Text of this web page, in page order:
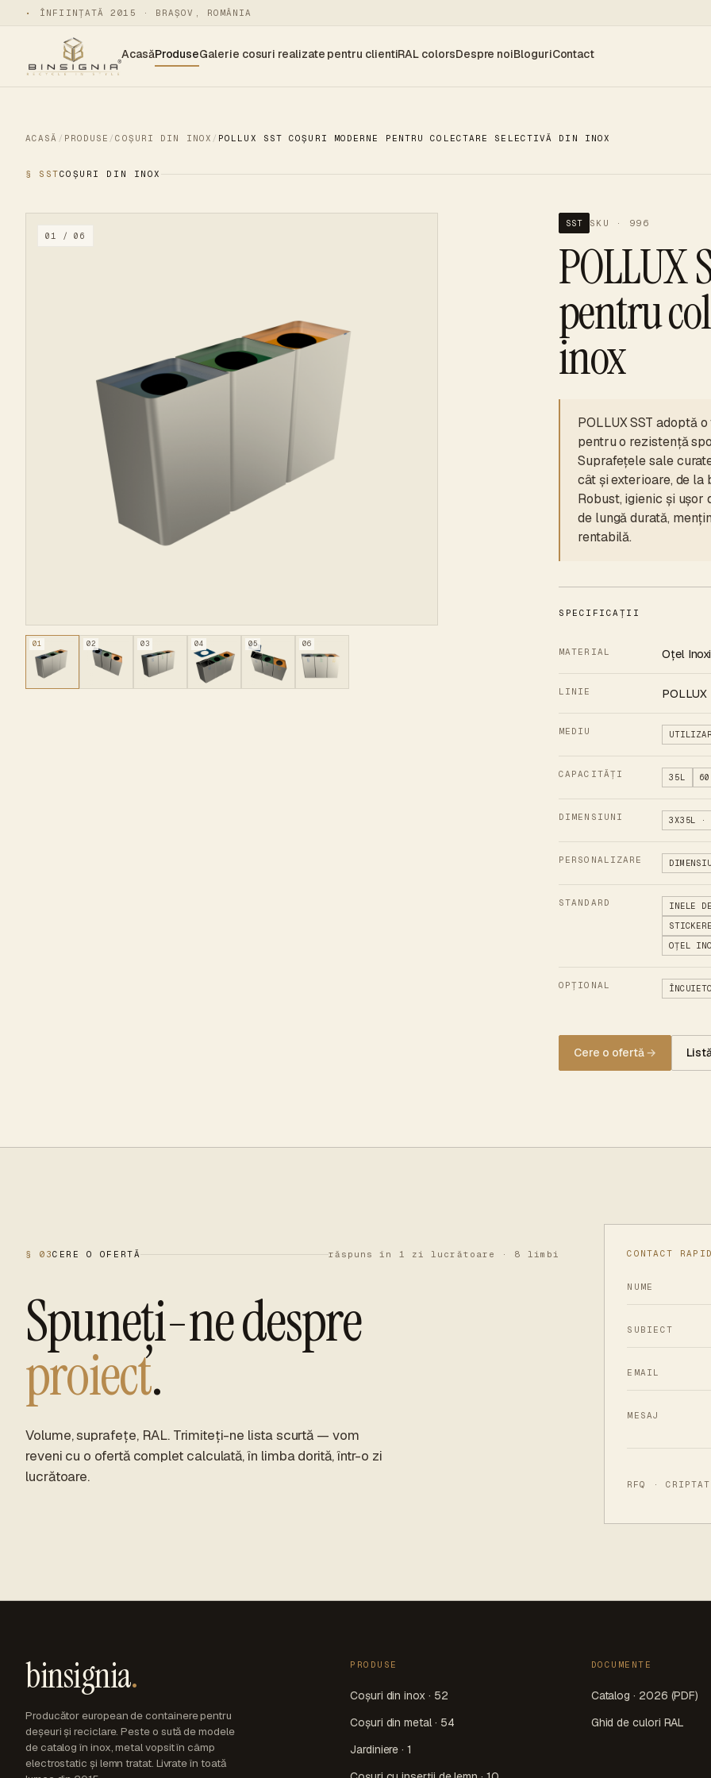
• ÎNFIINȚATĂ 2015 · BRAȘOV, ROMÂNIA
AcasăProduseGalerie cosuri realizate pentru clientiRAL colorsDespre noiBloguriContact
ACASĂ / PRODUSE /COȘURI DIN INOX / POLLUX SST COȘURI MODERNE PENTRU COLECTARE SELECTIVĂ DIN INOX
§ SSTCOȘURI DIN INOX
01 / 06
01 02 03 04 05 06
SST SKU · 996
POLLUX
pentru
inox
POLLUX SST adoptă
pentru o rezistență
Suprafețele sale
cât și exterioare, de
Robust, igienic și ușor
de lungă durată,
rentabilă.
SPECIFICAȚII
MATERIAL Oțel
LINIE POLLUX
MEDIU
CAPACITĂȚI 35L
DIMENSIUNI 3X35L ·
PERSONALIZARE
STANDARD
INELE
OȚEL
OPȚIONAL
Cere o ofertă→
§ 03CERE O OFERTĂ răspuns în 1 zi lucrătoare · 8 limbi
Spuneți-ne despre
proiect.
Volume, suprafețe, RAL. Trimiteți-ne lista scurtă — vom
reveni cu o ofertă complet calculată, în limba dorită, într-o zi
lucrătoare.
CONTACT
NUME
SUBIECT
EMAIL
MESAJ
RFQ ·
binsignia.
Producător european de containere pentru
deșeuri și reciclare. Peste o sută de modele
de catalog în inox, metal vopsit în câmp
electrostatic și lemn tratat. Livrate în toată
PRODUSE
Coșuri din inox · 52
Coșuri din metal · 54
Jardiniere · 1
DOCUMENTE
Catalog · 2026 (PDF)
Ghid de culori RAL